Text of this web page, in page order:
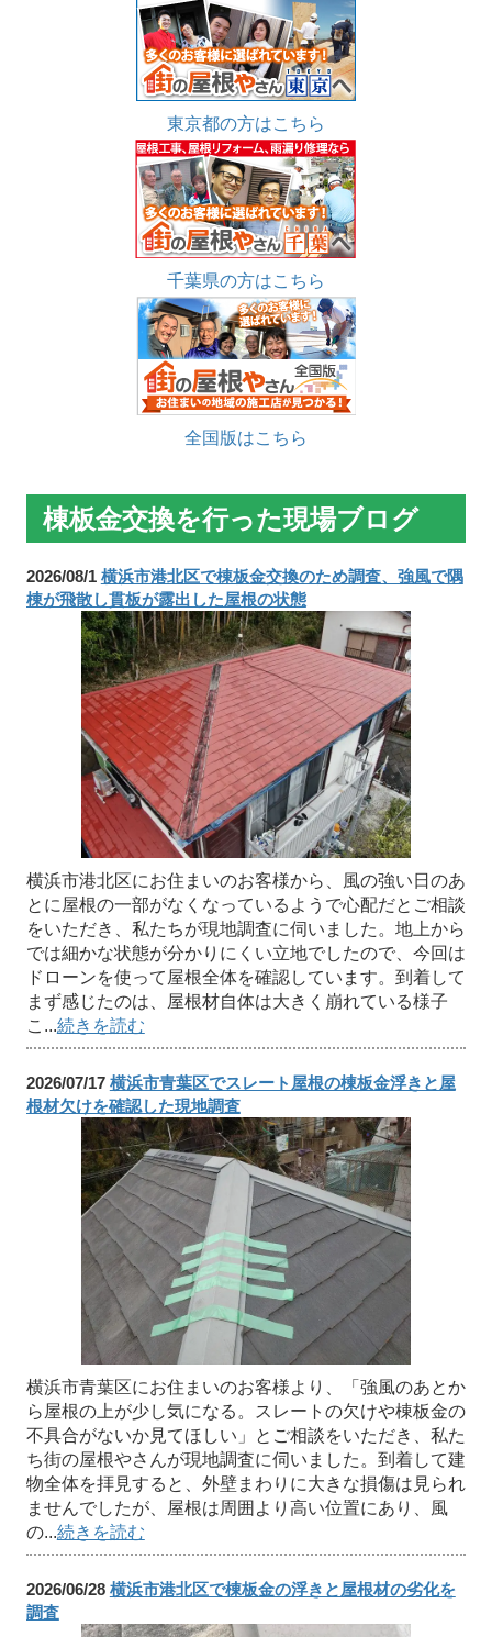
東京都の方はこちら
千葉県の方はこちら
全国版はこちら
棟板金交換を行った現場ブログ
2026/08/1 横浜市港北区で棟板金交換のため調査、強風で隅
棟が飛散し貫板が露出した屋根の状態
横浜市港北区にお住まいのお客様から、風の強い日のあ
とに屋根の一部がなくなっているようで心配だとご相談
をいただき、私たちが現地調査に伺いました。地上から
では細かな状態が分かりにくい立地でしたので、今回は
ドローンを使って屋根全体を確認しています。到着して
まず感じたのは、屋根材自体は大きく崩れている様子
こ...続きを読む
2026/07/17 横浜市青葉区でスレート屋根の棟板金浮きと屋
根材欠けを確認した現地調査
横浜市青葉区にお住まいのお客様より、「強風のあとか
ら屋根の上が少し気になる。スレートの欠けや棟板金の
不具合がないか見てほしい」とご相談をいただき、私た
ち街の屋根やさんが現地調査に伺いました。到着して建
物全体を拝見すると、外壁まわりに大きな損傷は見られ
ませんでしたが、屋根は周囲より高い位置にあり、風
の...続きを読む
2026/06/28 横浜市港北区で棟板金の浮きと屋根材の劣化を
調査